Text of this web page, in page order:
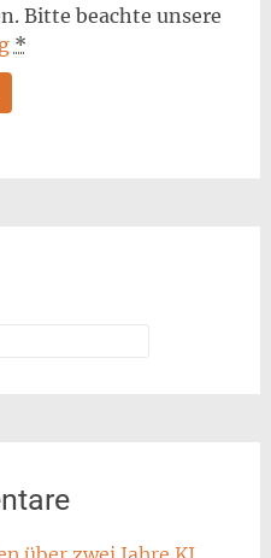
Bitte beachte unsere
*